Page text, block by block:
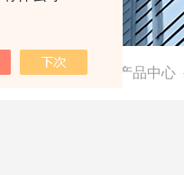
前位置：首页 产品中心